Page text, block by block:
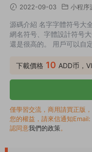
2022-09-03 小程序
源碼介紹 名字字體符号大
網名符号、字體設計符号
還是很高的。 用戶可以自
需要替換對應的流量主ID
名等等 還有很多,所以小編
下載價格 10 ADD币，
僅學習交流，商用請買正版
您的權益，請來信通知
認同意我們的政策。